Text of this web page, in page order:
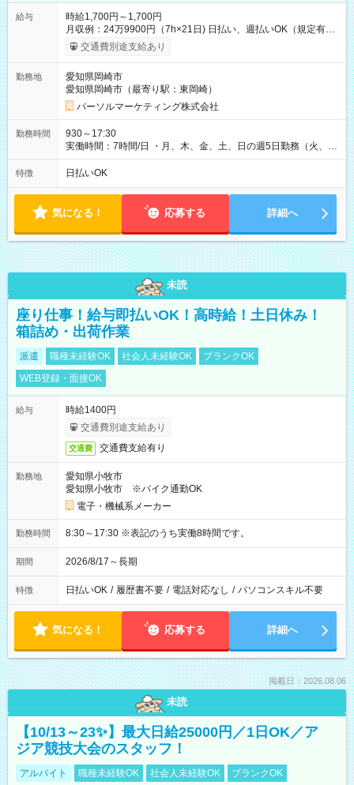
給与
時給1,700円～1,700円
月収例：24万9900円（7h×21日) 日払い、週払いOK（規定有
り） 【試用期間】試用期間なし
交通費別途支給あり
勤務地
愛知県岡崎市
愛知県岡崎市（最寄り駅：東岡崎）
パーソルマーケティング株式会社
勤務時間
930～17:30
実働時間：7時間/日 ・月、木、金、土、日の週5日勤務（火、水
は固定休です／夏季、年末年始等、長期休暇有り！） ・ワンシ
フト！ 残業ほぼナシ（0～5h/月）
特徴 日払いOK
気になる！ 応募する 詳細へ
未読
座り仕事！給与即払いOK！高時給！土日休み！
箱詰め・出荷作業
派遣 職種未経験OK 社会人未経験OK
ブランクOK
WEB登録・面接OK
給与
時給1400円
交通費別途支給あり
交通費 交通費支給有り
勤務地
愛知県小牧市
愛知県小牧市 ※バイク通勤OK
電子・機械系メーカー
勤務時間 8:30～17:30 ※表記のうち実働8時間です。
期間 2026/8/17～長期
特徴 日払いOK / 履歴書不要 / 電話対応なし / パソコンスキル不要
気になる！ 応募する 詳細へ
掲載日：2026.08.06
未読
【10/13～23✨】最大日給25000円／1日OK／ア
ジア競技大会のスタッフ！
アルバイト 職種未経験OK 社会人未経験OK
ブランクOK